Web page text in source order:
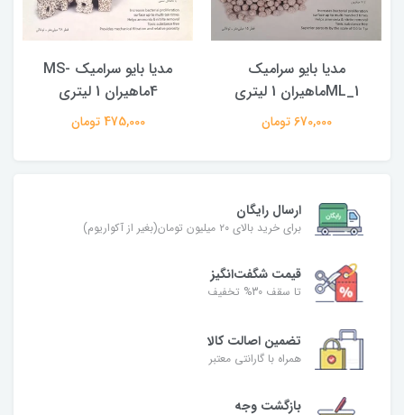
مدیا بایو سرامیک
ML_1ماهیران 1 لیتری
670,000 تومان
مدیا بایو سرامیک MS-
4ماهیران 1 لیتری
475,000 تومان
ارسال رایگان
برای خرید بالای ۲۰ میلیون تومان(بغیر از آکواریوم)
قیمت شگفت‌انگیز
تا سقف 30% تخفیف
تضمین اصالت کالا
همراه با گارانتی معتبر
بازگشت وجه